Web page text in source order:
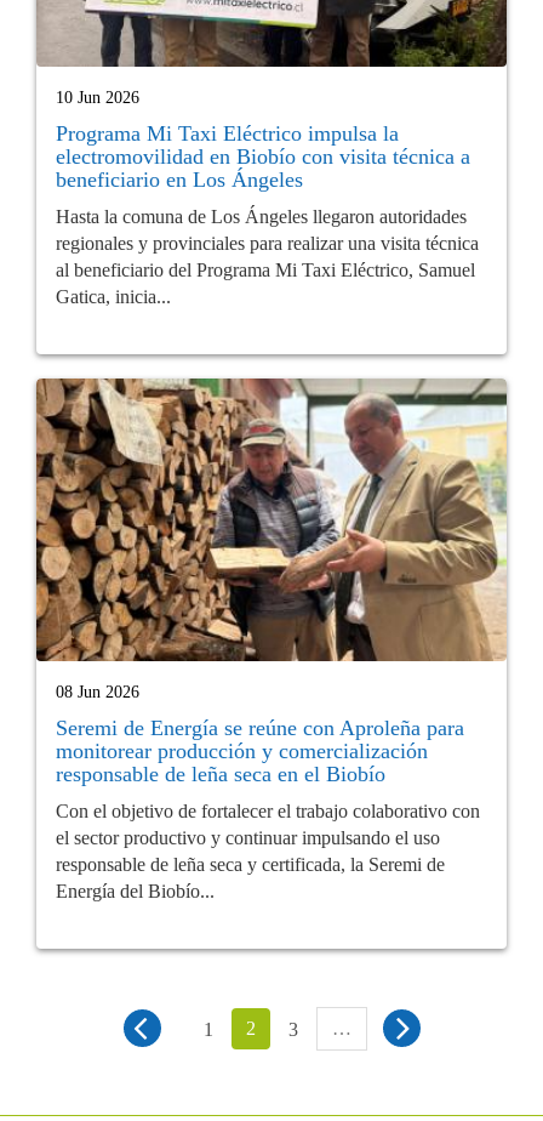
10 Jun 2026
Programa Mi Taxi Eléctrico impulsa la
electromovilidad en Biobío con visita técnica a
beneficiario en Los Ángeles
Hasta la comuna de Los Ángeles llegaron autoridades
regionales y provinciales para realizar una visita técnica
al beneficiario del Programa Mi Taxi Eléctrico, Samuel
Gatica, inicia...
08 Jun 2026
Seremi de Energía se reúne con Aproleña para
monitorear producción y comercialización
responsable de leña seca en el Biobío
Con el objetivo de fortalecer el trabajo colaborativo con
el sector productivo y continuar impulsando el uso
responsable de leña seca y certificada, la Seremi de
Energía del Biobío...
1 2 3 …